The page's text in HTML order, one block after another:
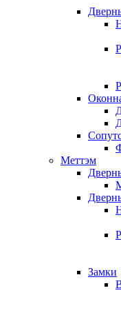
Меттэм
Замки